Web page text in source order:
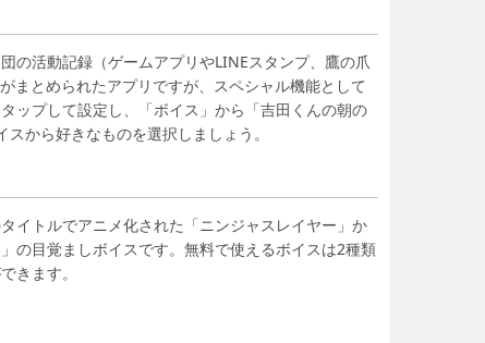
の活動記録（ゲームアプリやLINEスタンプ、鷹の爪
まとめられたアプリですが、スペシャル機能として
ップして設定し、「ボイス」から「吉田くんの朝の
から好きなものを選択しましょう。
イトルでアニメ化された「ニンジャスレイヤー」か
の目覚ましボイスです。無料で使えるボイスは2種類
きます。